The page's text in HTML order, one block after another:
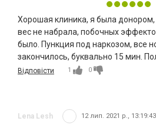
Хорошая клиника, я была
вес не набрала, побочных
было. Пункция под наркозом, все
закончилось, буквально 15 мин.
Відповісти 1 0
Lena Lesh 12 лип. 2021 р., 13:19:43